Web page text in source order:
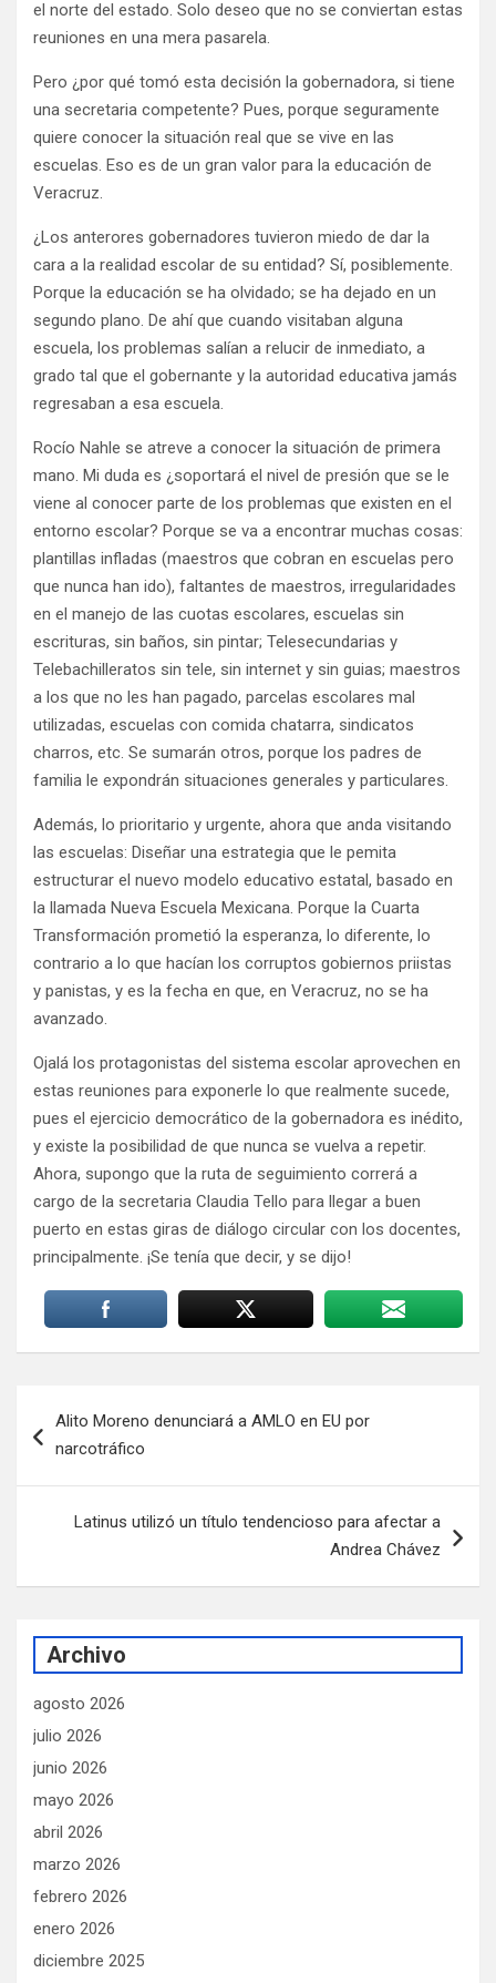
el norte del estado. Solo deseo que no se conviertan estas
reuniones en una mera pasarela.
Pero ¿por qué tomó esta decisión la gobernadora, si tiene
una secretaria competente? Pues, porque seguramente
quiere conocer la situación real que se vive en las
escuelas. Eso es de un gran valor para la educación de
Veracruz.
¿Los anterores gobernadores tuvieron miedo de dar la
cara a la realidad escolar de su entidad? Sí, posiblemente.
Porque la educación se ha olvidado; se ha dejado en un
segundo plano. De ahí que cuando visitaban alguna
escuela, los problemas salían a relucir de inmediato, a
grado tal que el gobernante y la autoridad educativa jamás
regresaban a esa escuela.
Rocío Nahle se atreve a conocer la situación de primera
mano. Mi duda es ¿soportará el nivel de presión que se le
viene al conocer parte de los problemas que existen en el
entorno escolar? Porque se va a encontrar muchas cosas:
plantillas infladas (maestros que cobran en escuelas pero
que nunca han ido), faltantes de maestros, irregularidades
en el manejo de las cuotas escolares, escuelas sin
escrituras, sin baños, sin pintar; Telesecundarias y
Telebachilleratos sin tele, sin internet y sin guias; maestros
a los que no les han pagado, parcelas escolares mal
utilizadas, escuelas con comida chatarra, sindicatos
charros, etc. Se sumarán otros, porque los padres de
familia le expondrán situaciones generales y particulares.
Además, lo prioritario y urgente, ahora que anda visitando
las escuelas: Diseñar una estrategia que le pemita
estructurar el nuevo modelo educativo estatal, basado en
la llamada Nueva Escuela Mexicana. Porque la Cuarta
Transformación prometió la esperanza, lo diferente, lo
contrario a lo que hacían los corruptos gobiernos priistas
y panistas, y es la fecha en que, en Veracruz, no se ha
avanzado.
Ojalá los protagonistas del sistema escolar aprovechen en
estas reuniones para exponerle lo que realmente sucede,
pues el ejercicio democrático de la gobernadora es inédito,
y existe la posibilidad de que nunca se vuelva a repetir.
Ahora, supongo que la ruta de seguimiento correrá a
cargo de la secretaria Claudia Tello para llegar a buen
puerto en estas giras de diálogo circular con los docentes,
principalmente. ¡Se tenía que decir, y se dijo!
de
Alito Moreno denunciará a AMLO en EU por
narcotráfico
Latinus utilizó un título tendencioso para afectar a
Andrea Chávez
Archivo
agosto 2026
julio 2026
junio 2026
mayo 2026
abril 2026
marzo 2026
febrero 2026
enero 2026
diciembre 2025